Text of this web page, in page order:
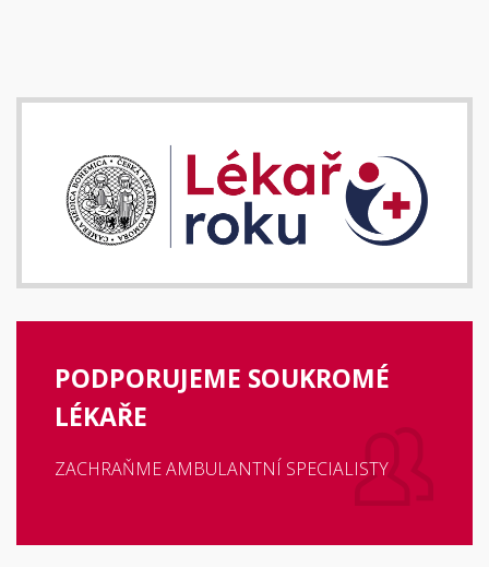
PODPORUJEME SOUKROMÉ
LÉKAŘE
ZACHRAŇME AMBULANTNÍ SPECIALISTY